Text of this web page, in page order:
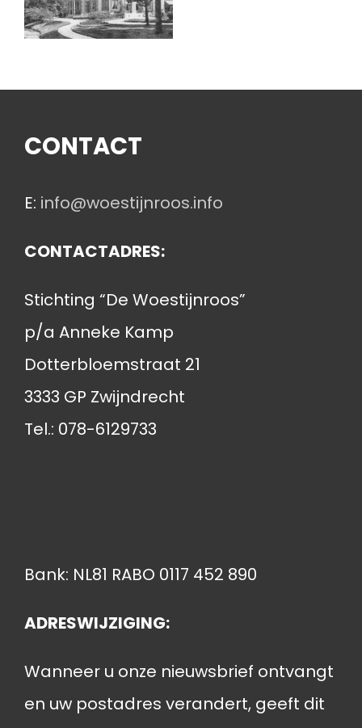
CONTACT
E: info@woestijnroos.info
CONTACTADRES:
Stichting “De Woestijnroos”
p/a Anneke Kamp
Dotterbloemstraat 21
3333 GP Zwijndrecht
Tel.: 078-6129733
Bank: NL81 RABO 0117 452 890
ADRESWIJZIGING:
Wanneer u onze nieuwsbrief ontvangt
en uw postadres verandert, geeft dit